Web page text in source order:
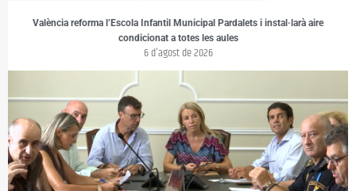
València reforma l’Escola Infantil Municipal Pardalets i instal·larà aire
condicionat a totes les aules
6 d'agost de 2026